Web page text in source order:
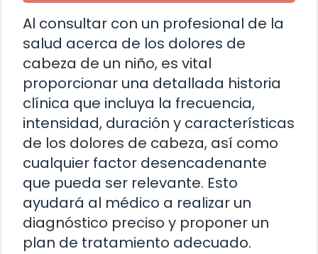
Al consultar con un profesional de la
salud acerca de los dolores de
cabeza de un niño, es vital
proporcionar una detallada historia
clínica que incluya la frecuencia,
intensidad, duración y características
de los dolores de cabeza, así como
cualquier factor desencadenante
que pueda ser relevante. Esto
ayudará al médico a realizar un
diagnóstico preciso y proponer un
plan de tratamiento adecuado.